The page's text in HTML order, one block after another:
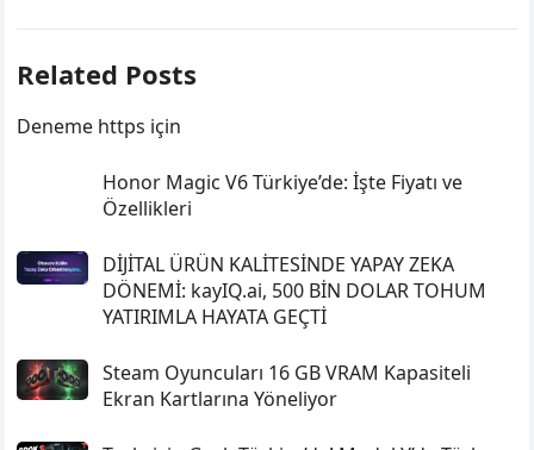
Related Posts
Deneme https için
Honor Magic V6 Türkiye’de: İşte Fiyatı ve
Özellikleri
DİJİTAL ÜRÜN KALİTESİNDE YAPAY ZEKA
DÖNEMİ: kayIQ.ai, 500 BİN DOLAR TOHUM
YATIRIMLA HAYATA GEÇTİ
Steam Oyuncuları 16 GB VRAM Kapasiteli
Ekran Kartlarına Yöneliyor